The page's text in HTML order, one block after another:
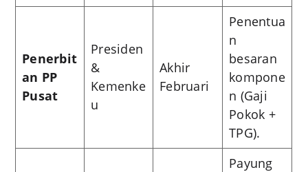
Penerbit
an PP
Pusat
Presiden
&
Kemenke
u
Akhir
Februari
Penentua
n
besaran
kompone
n (Gaji
Pokok +
TPG).
Payung